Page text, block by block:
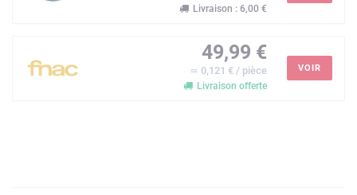
Livraison : 6,00 €
49,99 €
≃ 0,121 € / pièce
Livraison offerte
VOIR